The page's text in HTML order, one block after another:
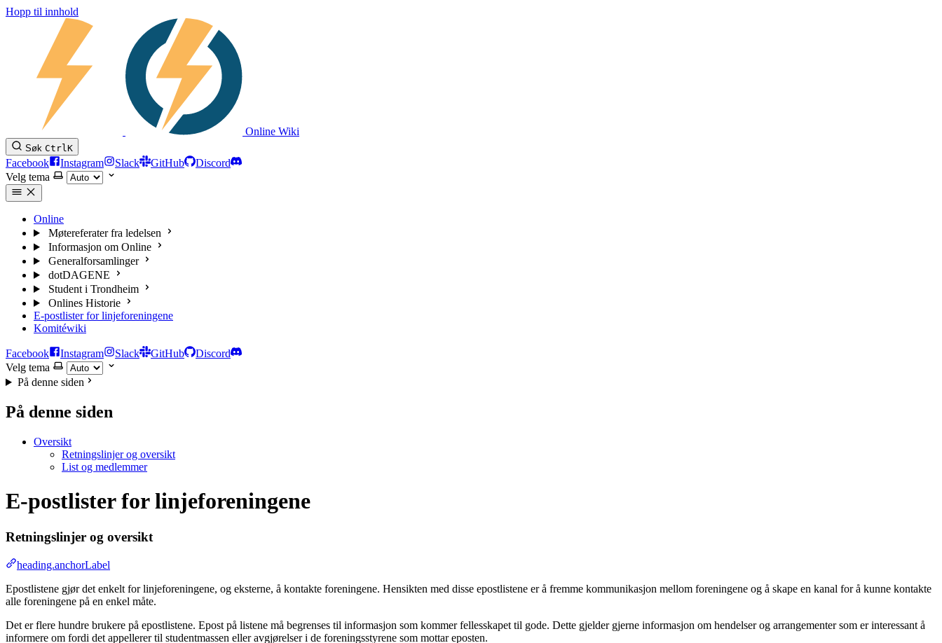
Hopp til innhold
Online Wiki
Søk CtrlK
Facebook Instagram Slack GitHub
Discord
Velg tema
Online
Møtereferater fra ledelsen
Informasjon om Online
Generalforsamlinger
dotDAGENE
Student i Trondheim
Onlines Historie
E-postlister for linjeforeningene
Komitéwiki
Facebook Instagram Slack GitHub
Discord
Velg tema
På denne siden
På denne siden
Oversikt
Retningslinjer og oversikt
List og medlemmer
E-postlister for linjeforeningene
Retningslinjer og oversikt
heading.anchorLabel
Epostlistene gjør det enkelt for linjeforeningene, og eksterne, å kontakte foreningene. Hensikten med disse epostlistene er å fremme kommunikasjon mellom foreningene og å skape en kanal for å kunne kontakte
alle foreningene på en enkel måte.
Det er flere hundre brukere på epostlistene. Epost på listene må begrenses til informasjon som kommer fellesskapet til gode. Dette gjelder gjerne informasjon om hendelser og arrangementer som er interessant å
informere om fordi det appellerer til studentmassen eller avgjørelser i de foreningsstyrene som mottar eposten.